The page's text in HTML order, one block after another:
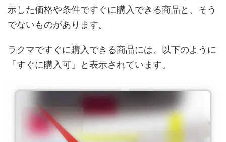
示した価格や条件ですぐに購入できる商品と、そう
でないものがあります。
ラクマですぐに購入できる商品には、以下のように
「すぐに購入可」と表示されています。